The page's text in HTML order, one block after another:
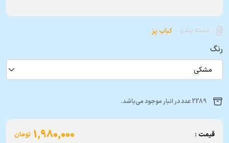
دسته بندی : کباب پز
رنگ
مشکی
2289 عدد در انبار موجود می‌باشد.
قیمت : 1,980,000 تومان